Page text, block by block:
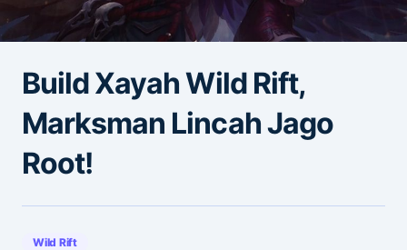
Build Xayah Wild Rift,
Marksman Lincah Jago
Root!
Wild Rift